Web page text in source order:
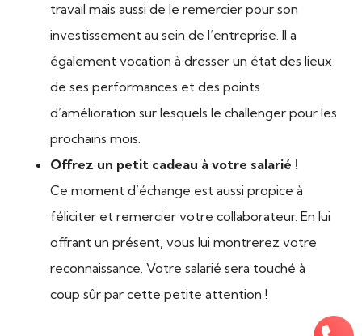
travail mais aussi de le remercier pour son
investissement au sein de l’entreprise. Il a
également vocation à dresser un état des lieux
de ses performances et des points
d’amélioration sur lesquels le challenger pour les
prochains mois.
Offrez un petit cadeau à votre salarié !
Ce moment d’échange est aussi propice à
féliciter et remercier votre collaborateur. En lui
offrant un présent, vous lui montrerez votre
reconnaissance. Votre salarié sera touché à
coup sûr par cette petite attention !